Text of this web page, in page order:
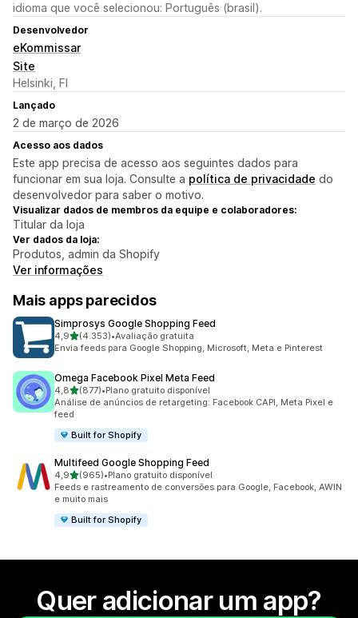
idioma que você selecionou: Português (brasil).
Desenvolvedor
eKommissar
Site
Helsinki, FI
Lançado
2 de março de 2026
Acesso aos dados
Este app precisa de acesso aos seguintes dados para
funcionar em sua loja. Consulte a política de privacidade do
desenvolvedor para saber o motivo.
Visualizar dados de membros da equipe e colaboradores:
Titular da loja
Ver dados da loja:
Produtos, admin da Shopify
Ver informações
Mais apps parecidos
Simprosys Google Shopping Feed
4,9de 5 estrelas
(4.353)
4353 avaliações ao todo
•Avaliação gratuita
Envia feeds para Google Shopping, Microsoft, Meta e Pinterest
Omega Facebook Pixel Meta Feed
4,8de 5 estrelas
(877)
877 avaliações ao todo
•Plano gratuito disponível
Análise de anúncios de retargeting: Facebook CAPI, Meta Pixel e
feed
Built for Shopify
Multifeed Google Shopping Feed
4,9de 5 estrelas
(965)
965 avaliações ao todo
•Plano gratuito disponível
Feeds e rastreamento de conversões para Google, Facebook, AWIN
e muito mais
Built for Shopify
Quer adicionar um app?